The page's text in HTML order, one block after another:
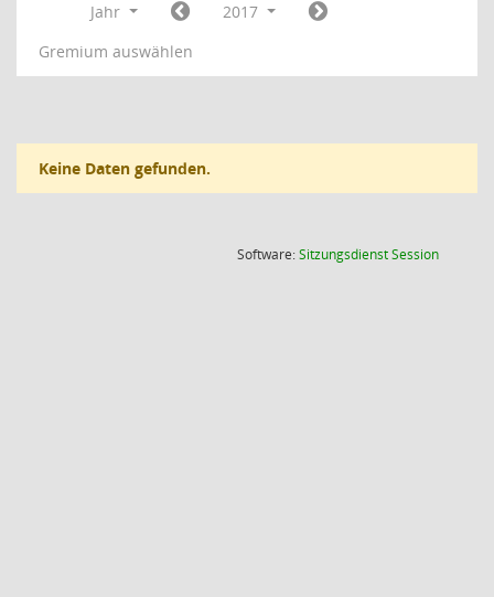
Jahr
2017
Gremium auswählen
Keine Daten gefunden.
Software:SitzungsdienstSession(Wird in